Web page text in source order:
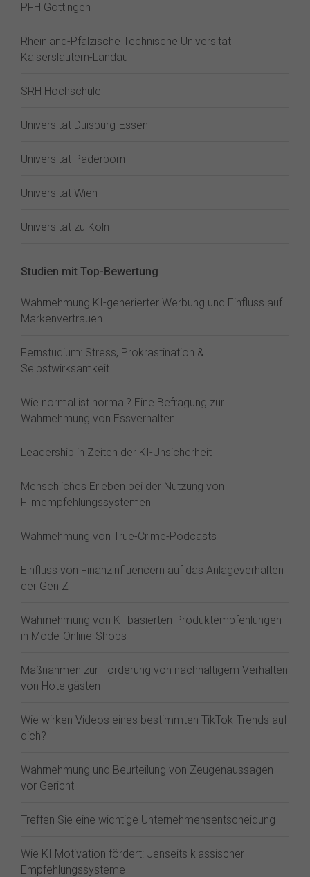
PFH Göttingen
Rheinland-Pfälzische Technische Universität
Kaiserslautern-Landau
SRH Hochschule
Universität Duisburg-Essen
Universität Paderborn
Universität Wien
Universität zu Köln
Studien mit Top-Bewertung
Wahrnehmung KI-generierter Werbung und Einfluss auf
Markenvertrauen
Fernstudium: Stress, Prokrastination &
Selbstwirksamkeit
Wie normal ist normal? Eine Befragung zur
Wahrnehmung von Essverhalten
Leadership in Zeiten der KI-Unsicherheit
Menschliches Erleben bei der Nutzung von
Filmempfehlungssystemen
Wahrnehmung von True-Crime-Podcasts
Einfluss von Finanzinfluencern auf das Anlageverhalten
der Gen Z⁠
Wahrnehmung von KI-basierten Produktempfehlungen
in Mode-Online-Shops
Maßnahmen zur Förderung von nachhaltigem Verhalten
von Hotelgästen
Wie wirken Videos eines bestimmten TikTok-Trends auf
dich?
Wahrnehmung und Beurteilung von Zeugenaussagen
vor Gericht
Treffen Sie eine wichtige Unternehmensentscheidung
Wie KI Motivation fördert: Jenseits klassischer
Empfehlungssysteme